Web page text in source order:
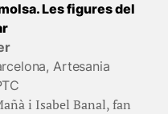
Les figures del
Artesania
i Isabel Banal, fan